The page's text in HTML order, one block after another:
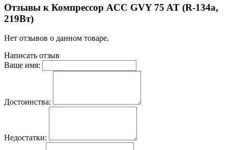
Отзывы к Компрессор ACC GVY 75 AT (R-134a,
219Вт)
Нет отзывов о данном товаре.
Написать отзыв
Ваше имя:
Достоинства:
Недостатки: